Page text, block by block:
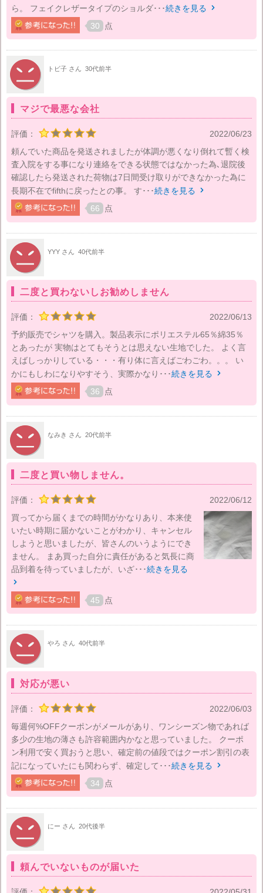
ら。 フェイクレザータイプのショルダ･･･続きを見る 
30 点
トビ子 さん 30代前半
マジで最悪な会社
評価：
2022/06/23
頼んでいた商品を発送されましたが体調が悪くなり倒れて暫く検
査入院をする事になり連絡をできる状態ではなかった為､退院後
確認したら発送された荷物は7日間受け取りができなかった為に
長期不在でfifthに戻ったとの事。 す･･･続きを見る 
66 点
YYY さん 40代前半
二度と買わないしお勧めしません
評価：
2022/06/13
予約販売でシャツを購入。製品表示にポリエステル65％綿35％
とあったが 実物はとてもそうとは思えない生地でした。 よく言
えばしっかりしている・・・有り体に言えばごわごわ。。。 い
かにもしわになりやすそう、実際かなり･･･続きを見る 
36 点
なみき さん 20代前半
二度と買い物しません。
評価：
2022/06/12
買ってから届くまでの時間がかなりあり、本来使
いたい時期に届かないことがわかり、キャンセル
しようと思いましたが、皆さんのいうようにでき
ません。 まあ買った自分に責任があると気長に商
品到着を待っていましたが、いざ･･･続きを見る

45 点
やろ さん 40代前半
対応が悪い
評価：
2022/06/03
毎週何%OFFクーポンがメールがあり、ワンシーズン物であれば
多少の生地の薄さも許容範囲内かなと思っていました。 クーポ
ン利用で安く買おうと思い、確定前の値段ではクーポン割引の表
記になっていたにも関わらず、確定して･･･続きを見る 
34 点
にー さん 20代後半
頼んでいないものが届いた